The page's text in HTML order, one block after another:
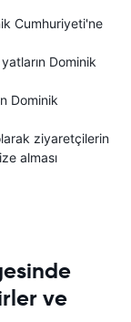
Cumhuriyeti'ne
Dominik
Dominik
ziyaretçilerin
alması
ve